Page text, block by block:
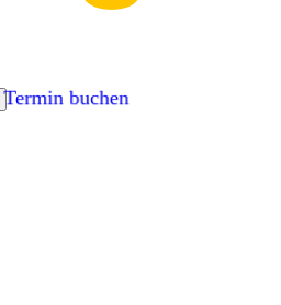
Termin buchen